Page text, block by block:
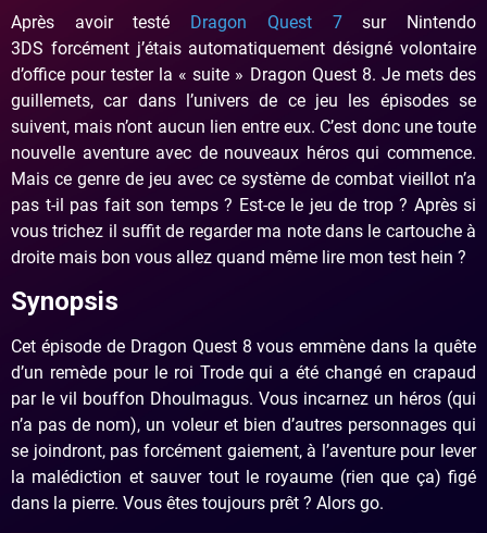
Après avoir testé Dragon Quest 7sur Nintendo
3DS forcément j’étais automatiquement désigné volontaire
d’office pour tester la « suite » Dragon Quest 8. Je mets des
guillemets, car dans l’univers de ce jeu les épisodes se
suivent, mais n’ont aucun lien entre eux. C’est donc une toute
nouvelle aventure avec de nouveaux héros qui commence.
Mais ce genre de jeu avec ce système de combat vieillot n’a
pas t-il pas fait son temps ? Est-ce le jeu de trop ? Après si
vous trichez il suffit de regarder ma note dans le cartouche à
droite mais bon vous allez quand même lire mon test hein ?
Synopsis
Cet épisode de Dragon Quest 8 vous emmène dans la quête
d’un remède pour le roi Trode qui a été changé en crapaud
par le vil bouffon Dhoulmagus. Vous incarnez un héros (qui
n’a pas de nom), un voleur et bien d’autres personnages qui
se joindront, pas forcément gaiement, à l’aventure pour lever
la malédiction et sauver tout le royaume (rien que ça) figé
dans la pierre. Vous êtes toujours prêt ? Alors go.